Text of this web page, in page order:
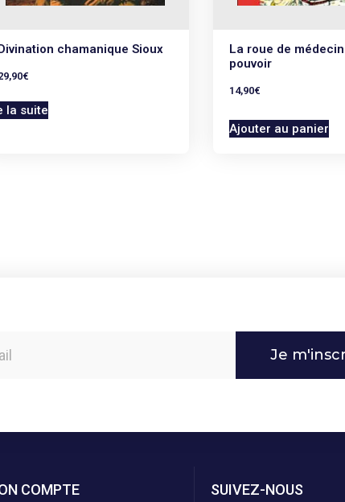
Divination chamanique Sioux
€
la suite
La roue de
pouvoir
14,90€
Ajouter au panier
Je
COMPTE SUIVEZ-NOUS